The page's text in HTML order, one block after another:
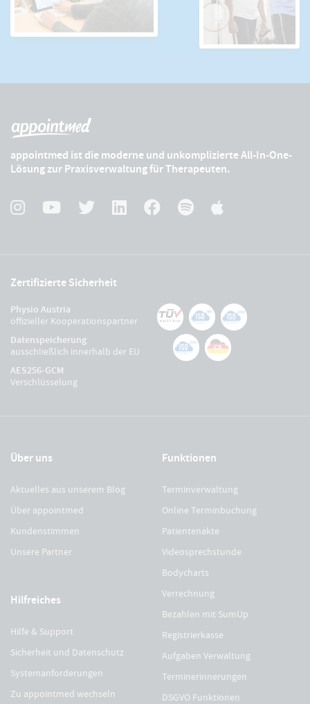
appointmed ist die moderne und unkomplizierte All-In-One-
Lösung zur Praxisverwaltung für Therapeuten.
Zertifizierte Sicherheit
Physio Austria
offizieller Kooperationspartner
Datenspeicherung
ausschließlich innerhalb der EU
AES256-GCM
Verschlüsselung
Über uns
Aktuelles aus unserem Blog
Über appointmed
Kundenstimmen
Unsere Partner
Hilfreiches
Hilfe & Support
Sicherheit und Datenschutz
Systemanforderungen
Zu appointmed wechseln
Funktionen
Terminverwaltung
Online Terminbuchung
Patientenakte
Videosprechstunde
Bodycharts
Verrechnung
Bezahlen mit SumUp
Registrierkasse
Aufgaben Verwaltung
Terminerinnerungen
DSGVO Funktionen